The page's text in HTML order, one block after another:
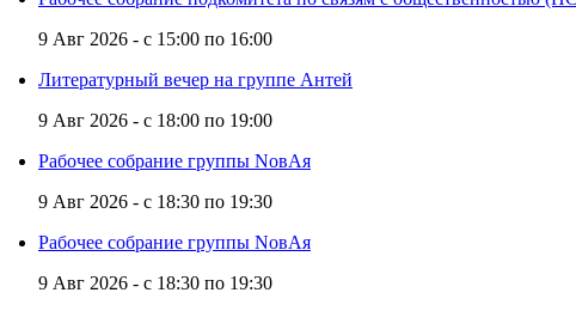
9 Авг 2026 - с 15:00 по 16:00
Литературный вечер на группе Антей
9 Авг 2026 - с 18:00 по 19:00
Рабочее собрание группы NовАя
9 Авг 2026 - с 18:30 по 19:30
Рабочее собрание группы NовАя
9 Авг 2026 - с 18:30 по 19:30